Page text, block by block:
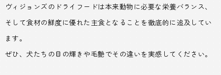
ヴィジョンズのドライフードは本来動物に必要な栄養バランス、
そして食材の鮮度に優れた主食となることを徹底的に追及してい
ます。
ぜひ、犬たちの目の輝きや毛艶でその違いを実感してください。